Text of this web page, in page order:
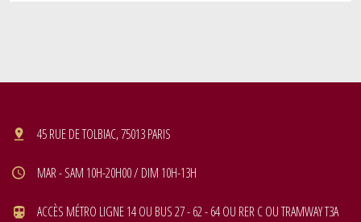
45 RUE DE TOLBIAC, 75013 PARIS
MAR - SAM 10H-20H00 / DIM 10H-13H
ACCÈS MÉTRO LIGNE 14 OU BUS 27 - 62 - 64 OU RER C OU TRAMWAY T3A